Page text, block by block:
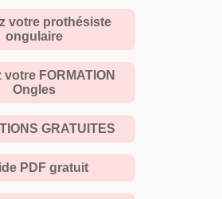
votre prothésiste
ongulaire
votre FORMATION
Ongles
GRATUITES
PDF gratuit